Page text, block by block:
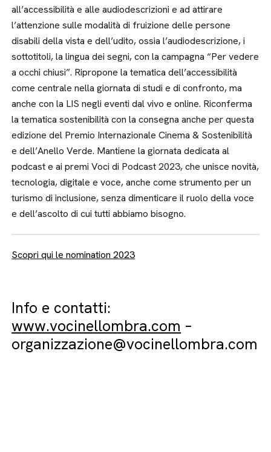
all’accessibilità e alle audiodescrizioni e ad attirare
l’attenzione sulle modalità di fruizione delle persone
disabili della vista e dell’udito, ossia l’audiodescrizione, i
sottotitoli, la lingua dei segni, con la campagna “Per vedere
a occhi chiusi”. Ripropone la tematica dell’accessibilità
come centrale nella giornata di studi e di confronto, ma
anche con la LIS negli eventi dal vivo e online. Riconferma
la tematica sostenibilità con la consegna anche per questa
edizione del Premio Internazionale Cinema & Sostenibilità
e dell’Anello Verde. Mantiene la giornata dedicata al
podcast e ai premi Voci di Podcast 2023, che unisce novità,
tecnologia, digitale e voce, anche come strumento per un
turismo di inclusione, senza dimenticare il ruolo della voce
e dell’ascolto di cui tutti abbiamo bisogno.
Scopri qui le nomination 2023
Info e contatti:
www.vocinellombra.com –
organizzazione@vocinellombra.com